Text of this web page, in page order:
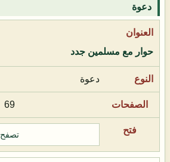
دعوة
حوار مع مسلمين جدد
دعوة
69
تصفح